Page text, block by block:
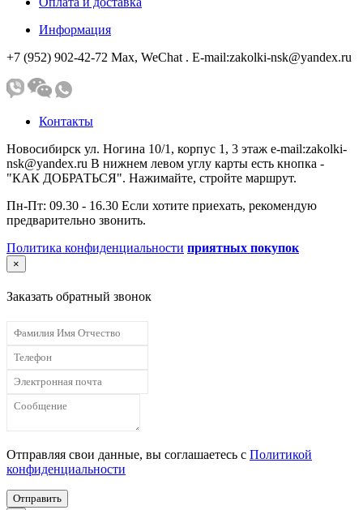
Информация
+7 (952) 902-42-72 Мах, WeChat . E-mail:zakolki-nsk@yandex.ru
Контакты
Новосибирск ул. Ногина 10/1, корпус 1, 3 этаж e-mail:zakolki-
nsk@yandex.ru В нижнем левом углу карты есть кнопка -
"КАК ДОБРАТЬСЯ". Нажимайте, стройте маршрут.
Пн-Пт: 09.30 - 16.30 Если хотите приехать, рекомендую
предварительно звонить.
Политика конфиденциальности приятных покупок
×
Заказать обратный звонок
Отправляя свои данные, вы соглашаетесь с Политикой
конфиденциальности
Отправить